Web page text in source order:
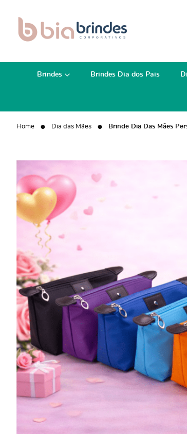
Brindes Brindes Dia dos Pais
Home Dia das Mães Brinde Dia Das Mães